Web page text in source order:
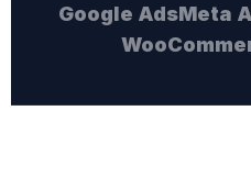
Google AdsMeta